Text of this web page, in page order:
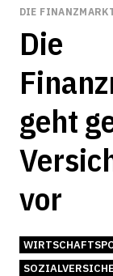
DIE
Die
geht
vor